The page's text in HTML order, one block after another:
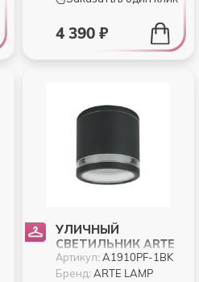
4 390 ₽
УЛИЧНЫЙ
СВЕТИЛЬНИК ARTE
LAMP NUNKI
A1910PF-1BK
Артикул:A1910PF-1BK
Бренд:ARTE LAMP